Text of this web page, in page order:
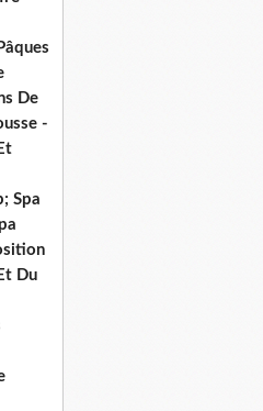
De
-
Spa
Du